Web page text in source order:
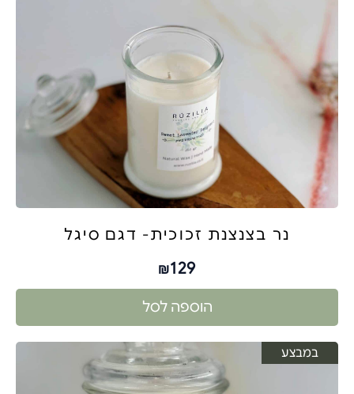
נר בצנצנת זכוכית- דגם סיגל
₪129
הוספה לסל
במבצע